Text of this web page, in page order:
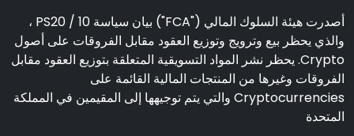
أصدرت هيئة السلوك المالي ("FCA") بيان سياسة PS20 / 10 ،
والذي يحظر بيع وترويج وتوزيع العقود مقابل الفروقات على أصول
Crypto. يحظر نشر المواد التسويقية المتعلقة بتوزيع العقود مقابل
الفروقات وغيرها من المنتجات المالية القائمة على
Cryptocurrencies والتي يتم توجيهها إلى المقيمين في المملكة
المتحدة